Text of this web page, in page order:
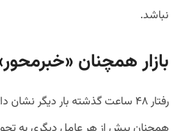
نباشد.
بازار همچنان
رفتار ۴۸ ساعت گذشته بار دیگر